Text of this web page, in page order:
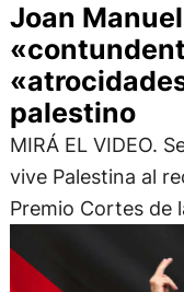
Joan
palestino
MIRÁ EL VIDEO.
vive Palestina al
Premio Cortes de